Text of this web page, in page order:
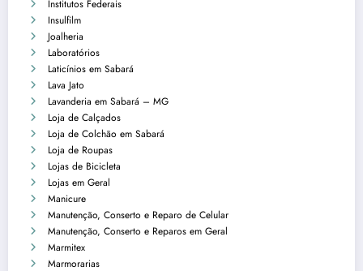
Institutos Federais
Insulfilm
Joalheria
Laboratórios
Laticínios em Sabará
Lava Jato
Lavanderia em Sabará – MG
Loja de Calçados
Loja de Colchão em Sabará
Loja de Roupas
Lojas de Bicicleta
Lojas em Geral
Manicure
Manutenção, Conserto e Reparo de Celular
Manutenção, Conserto e Reparos em Geral
Marmitex
Marmorarias